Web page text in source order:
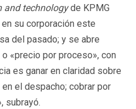
and technologyde KPMG
su corporación este
del pasado; y se abre
«precio por proceso», con
es ganar en claridad sobre
el despacho; cobrar por
subrayó.